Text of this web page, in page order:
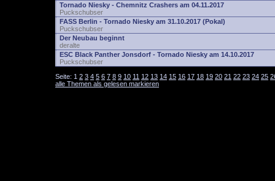
Tornado Niesky - Chemnitz Crashers am 04.11.2017
Puckschubser
FASS Berlin - Tornado Niesky am 31.10.2017 (Pokal)
Puckschubser
Der Neubau beginnt
deralte
ESC Black Panther Jonsdorf - Tornado Niesky am 14.10.2017
Puckschubser
Seite: 1 2 3 4 5 6 7 8 9 10 11 12 13 14 15 16 17 18 19 20 21 22 23 24 25
alle Themen als gelesen markieren